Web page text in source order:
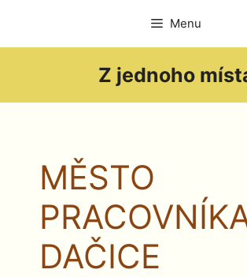
obsah
Menu
Z jednoho
MĚSTO
DAČICE